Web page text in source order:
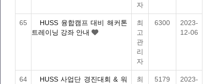
자
65
HUSS 융합캠프 대비 해커톤
트레이닝 강좌 안내
최
고
관
리
자
6300
2023-
12-06
64
HUSS 사업단 경진대회 & 워
최
5179
2023-